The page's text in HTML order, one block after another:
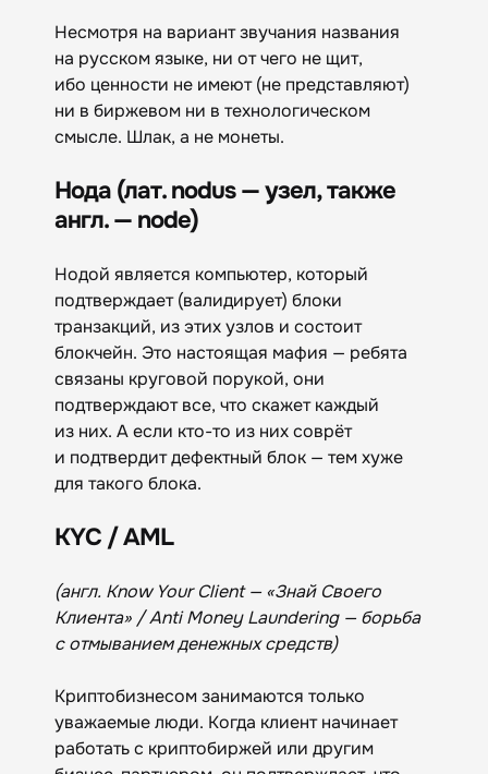
Несмотря на вариант звучания названия
на русском языке, ни от чего не щит,
ибо ценности не имеют (не представляют)
ни в биржевом ни в технологическом
смысле. Шлак, а не монеты.
Нода (лат. nodus — узел, также
англ. — node)
Нодой является компьютер, который
подтверждает (валидирует) блоки
транзакций, из этих узлов и состоит
блокчейн. Это настоящая мафия — ребята
связаны круговой порукой, они
подтверждают все, что скажет каждый
из них. А если кто-то из них соврёт
и подтвердит дефектный блок — тем хуже
для такого блока.
KYC / AML
(англ. Know Your Client — «Знай Своего
Клиента» / Anti Money Laundering — борьба
с отмыванием денежных средств)
Криптобизнесом занимаются только
уважаемые люди. Когда клиент начинает
работать с криптобиржей или другим